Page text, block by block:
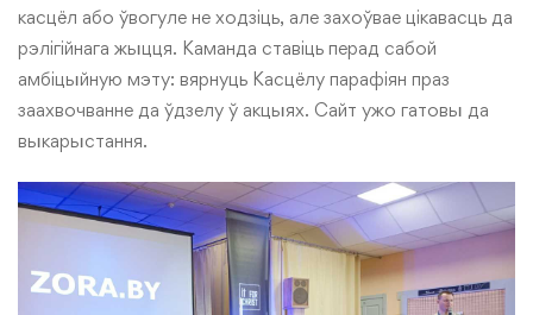
касцёл або ўвогуле не ходзіць, але захоўвае цікавасць да
рэлігійнага жыцця. Каманда ставіць перад сабой
амбіцыйную мэту: вярнуць Касцёлу парафіян праз
заахвочванне да ўдзелу ў акцыях. Сайт ужо гатовы да
выкарыстання.